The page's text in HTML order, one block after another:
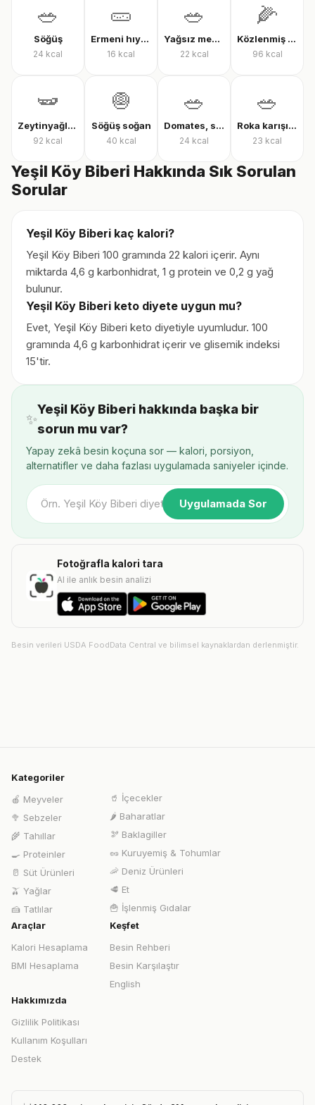
🥗
Söğüş
24 kcal
🥒
Ermeni hıyarı
16 kcal
🥗
Yağsız mevsim salatası
22 kcal
🌽
Közlenmiş mısır
96 kcal
🫛
Zeytinyağlı çalı fasulyesi
92 kcal
🧅
Söğüş soğan
40 kcal
🥗
Domates, salatalık ve biber salatası
24 kcal
🥗
Roka karışık yeşillik
23 kcal
Yeşil Köy Biberi Hakkında Sık Sorulan
Sorular
Yeşil Köy Biberi kaç kalori?
Yeşil Köy Biberi 100 gramında 22 kalori içerir. Aynı
miktarda 4,6 g karbonhidrat, 1 g protein ve 0,2 g yağ
bulunur.
Yeşil Köy Biberi keto diyete uygun mu?
Evet, Yeşil Köy Biberi keto diyetiyle uyumludur. 100
gramında 4,6 g karbonhidrat içerir ve glisemik indeksi
15'tir.
✨
Yeşil Köy Biberi hakkında başka bir
sorun mu var?
Yapay zekâ besin koçuna sor — kalori, porsiyon,
alternatifler ve daha fazlası uygulamada saniyeler içinde.
Uygulamada Sor
Fotoğrafla kalori tara
AI ile anlık besin analizi
Besin verileri USDA FoodData Central ve bilimsel kaynaklardan derlenmiştir.
Kategoriler
🍎 Meyveler
🥦 Sebzeler
🌾 Tahıllar
🍳 Proteinler
🥛 Süt Ürünleri
🫒 Yağlar
🍰 Tatlılar
🥤 İçecekler
🌶️ Baharatlar
🫘 Baklagiller
🥜 Kuruyemiş & Tohumlar
🦐 Deniz Ürünleri
🥩 Et
🍟 İşlenmiş Gıdalar
Araçlar
Kalori Hesaplama
BMI Hesaplama
Keşfet
Besin Rehberi
Besin Karşılaştır
English
Hakkımızda
Gizlilik Politikası
Kullanım Koşulları
Destek